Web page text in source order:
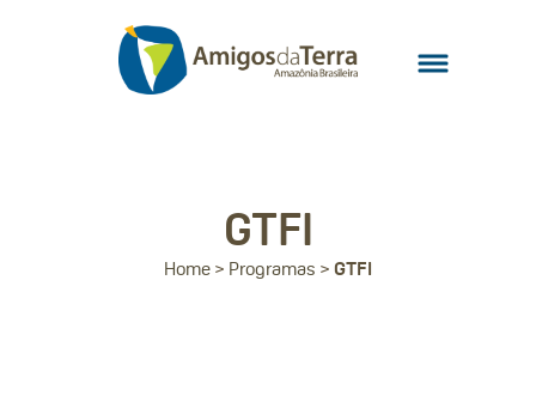
GTFI
Home> Programas >GTFI